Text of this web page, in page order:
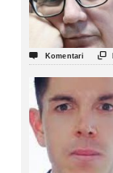
 Komentari 